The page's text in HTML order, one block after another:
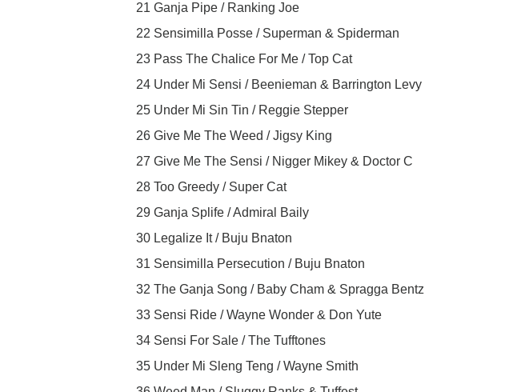
21 Ganja Pipe / Ranking Joe
22 Sensimilla Posse / Superman & Spiderman
23 Pass The Chalice For Me / Top Cat
24 Under Mi Sensi / Beenieman & Barrington Levy
25 Under Mi Sin Tin / Reggie Stepper
26 Give Me The Weed / Jigsy King
27 Give Me The Sensi / Nigger Mikey & Doctor C
28 Too Greedy / Super Cat
29 Ganja Splife / Admiral Baily
30 Legalize It / Buju Bnaton
31 Sensimilla Persecution / Buju Bnaton
32 The Ganja Song / Baby Cham & Spragga Bentz
33 Sensi Ride / Wayne Wonder & Don Yute
34 Sensi For Sale / The Tufftones
35 Under Mi Sleng Teng / Wayne Smith